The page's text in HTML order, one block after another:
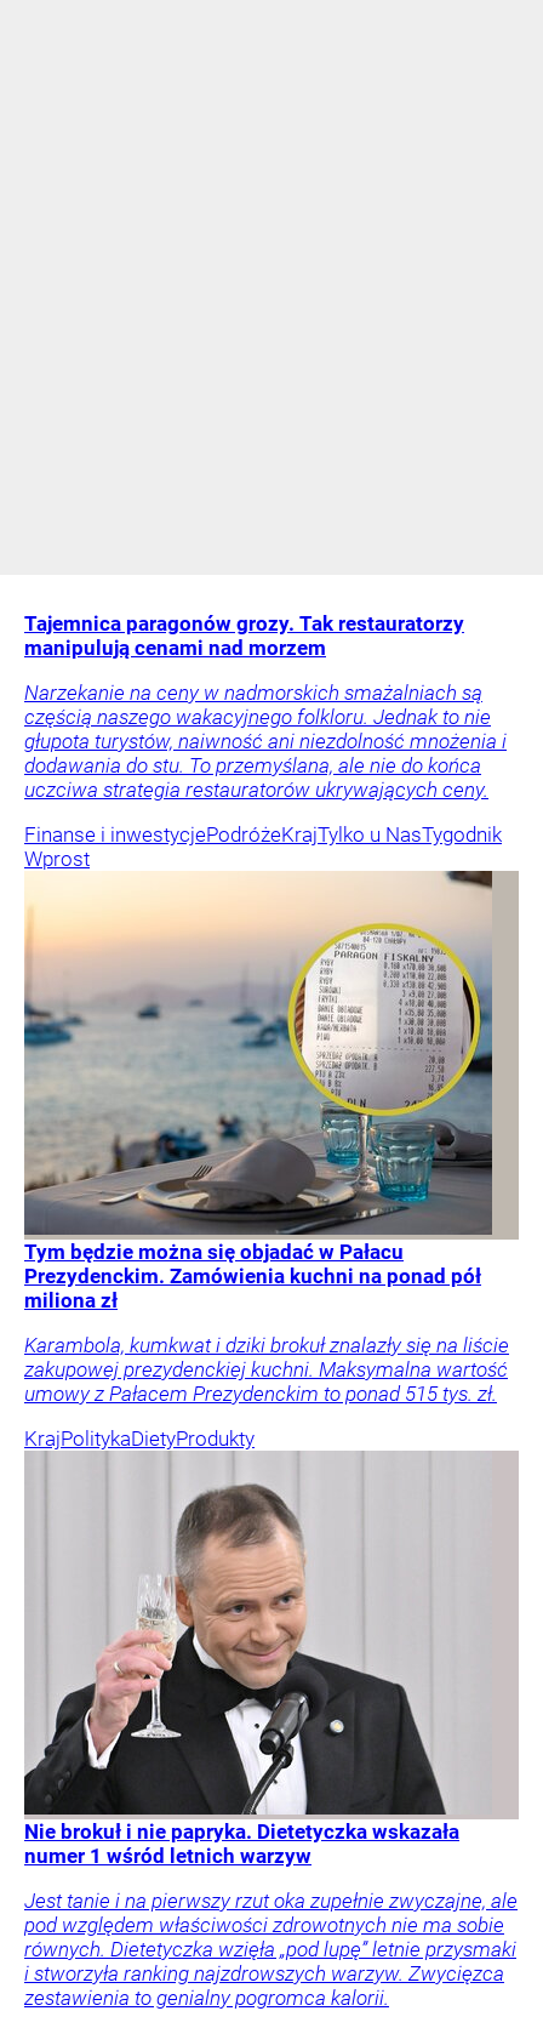
Tajemnica paragonów grozy. Tak restauratorzy
manipulują cenami nad morzem
Narzekanie na ceny w nadmorskich smażalniach są
częścią naszego wakacyjnego folkloru. Jednak to nie
głupota turystów, naiwność ani niezdolność mnożenia i
dodawania do stu. To przemyślana, ale nie do końca
uczciwa strategia restauratorów ukrywających ceny.
Finanse i inwestycjePodróżeKrajTylko u NasTygodnik
Wprost
Tym będzie można się objadać w Pałacu
Prezydenckim. Zamówienia kuchni na ponad pół
miliona zł
Karambola, kumkwat i dziki brokuł znalazły się na liście
zakupowej prezydenckiej kuchni. Maksymalna wartość
umowy z Pałacem Prezydenckim to ponad 515 tys. zł.
KrajPolitykaDietyProdukty
Nie brokuł i nie papryka. Dietetyczka wskazała
numer 1 wśród letnich warzyw
Jest tanie i na pierwszy rzut oka zupełnie zwyczajne, ale
pod względem właściwości zdrowotnych nie ma sobie
równych. Dietetyczka wzięła „pod lupę” letnie przysmaki
i stworzyła ranking najzdrowszych warzyw. Zwycięzca
zestawienia to genialny pogromca kalorii.